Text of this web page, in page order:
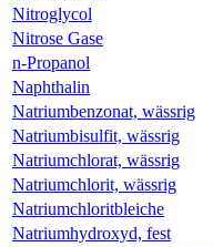
Nitroglycol
Nitrose Gase
n-Propanol
Naphthalin
Natriumbenzonat, wässrig
Natriumbisulfit, wässrig
Natriumchlorat, wässrig
Natriumchlorit, wässrig
Natriumchloritbleiche
Natriumhydroxyd, fest